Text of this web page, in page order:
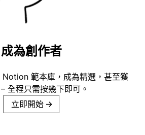
成為創作者
範本庫，成為精選，甚至獲
全程只需按幾下即可。
立即開始 →